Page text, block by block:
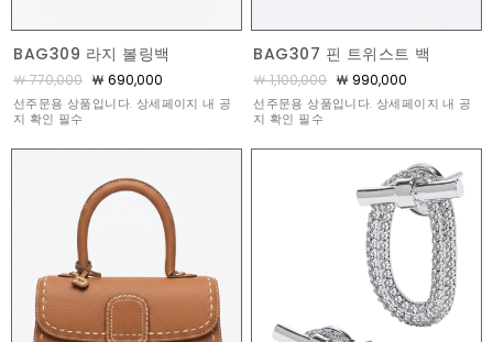
BAG309 라지 볼링백
￦ 770,000 ￦ 690,000
선주문용 상품입니다. 상세페이지 내 공
지 확인 필수
BAG307 핀 트위스트 백
￦ 1,100,000 ￦ 990,000
선주문용 상품입니다. 상세페이지 내 공
지 확인 필수